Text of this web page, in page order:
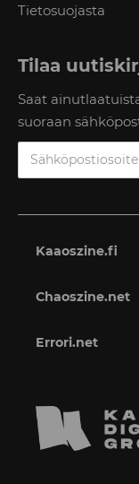
Tietosuojasta
Tilaa
Saat
suoraan
Kaaoszine.fi
Chaoszine.net
Errori.net